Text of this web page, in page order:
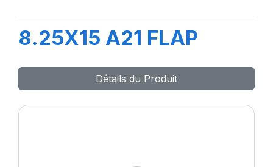
8.25X15 A21 FLAP
Détails du Produit